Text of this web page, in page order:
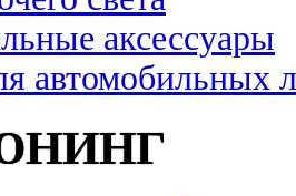
аксессуары
автомобильных